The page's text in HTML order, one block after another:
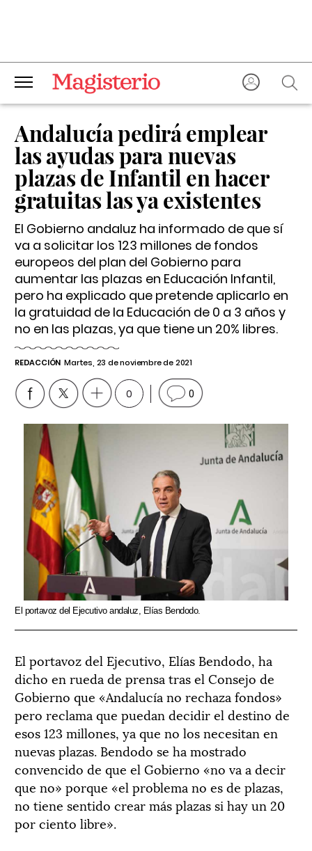
Andalucía pedirá emplear
las ayudas para nuevas
plazas de Infantil en hacer
gratuitas las ya existentes
El Gobierno andaluz ha informado de que sí
va a solicitar los 123 millones de fondos
europeos del plan del Gobierno para
aumentar las plazas en Educación Infantil,
pero ha explicado que pretende aplicarlo en
la gratuidad de la Educación de 0 a 3 años y
no en las plazas, ya que tiene un 20% libres.
REDACCIÓN Martes, 23 de noviembre de 2021
0 0
El portavoz del Ejecutivo andaluz, Elías Bendodo.
El portavoz del Ejecutivo, Elías Bendodo, ha
dicho en rueda de prensa tras el Consejo de
Gobierno que «Andalucía no rechaza fondos»
pero reclama que puedan decidir el destino de
esos 123 millones, ya que no los necesitan en
nuevas plazas. Bendodo se ha mostrado
convencido de que el Gobierno «no va a decir
que no» porque «el problema no es de plazas,
no tiene sentido crear más plazas si hay un 20
por ciento libre».